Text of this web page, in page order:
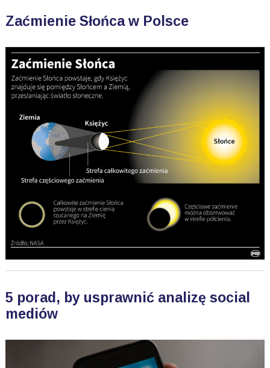
Zaćmienie Słońca w Polsce
5 porad, by usprawnić analizę social
mediów